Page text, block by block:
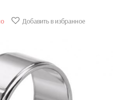
Добавить в избранное